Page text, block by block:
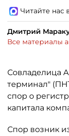
Читайте нас
Дмитрий
Все материалы
Совладелица
терминал"
спор о
капитала
Спор возник